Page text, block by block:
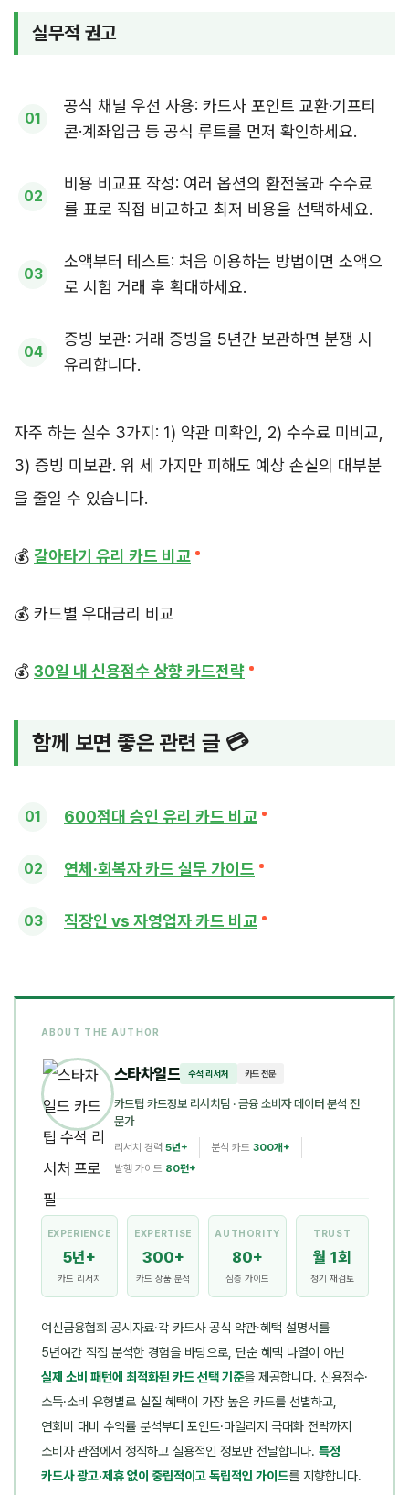
실무적 권고
공식 채널 우선 사용: 카드사 포인트 교환·기프티
콘·계좌입금 등 공식 루트를 먼저 확인하세요.
비용 비교표 작성: 여러 옵션의 환전율과 수수료
를 표로 직접 비교하고 최저 비용을 선택하세요.
소액부터 테스트: 처음 이용하는 방법이면 소액으
로 시험 거래 후 확대하세요.
증빙 보관: 거래 증빙을 5년간 보관하면 분쟁 시
유리합니다.
자주 하는 실수 3가지: 1) 약관 미확인, 2) 수수료 미비교,
3) 증빙 미보관. 위 세 가지만 피해도 예상 손실의 대부분
을 줄일 수 있습니다.
💰 갈아타기 유리 카드 비교
💰 카드별 우대금리 비교
💰 30일 내 신용점수 상향 카드전략
함께 보면 좋은 관련 글 💳
600점대 승인 유리 카드 비교
연체·회복자 카드 실무 가이드
직장인 vs 자영업자 카드 비교
ABOUT THE AUTHOR
스타차일드 수석 리서처 카드 전문
카드팁 카드정보 리서치팀 · 금융 소비자 데이터 분석 전
문가
리서치 경력 5년+ 분석 카드 300개+
발행 가이드 80편+
EXPERIENCE
5년+
카드 리서치
EXPERTISE
300+
카드 상품 분석
AUTHORITY
80+
심층 가이드
TRUST
월 1회
정기 재검토
여신금융협회 공시자료·각 카드사 공식 약관·혜택 설명서를
5년여간 직접 분석한 경험을 바탕으로, 단순 혜택 나열이 아닌
실제 소비 패턴에 최적화된 카드 선택 기준을 제공합니다. 신용점수·
소득·소비 유형별로 실질 혜택이 가장 높은 카드를 선별하고,
연회비 대비 수익률 분석부터 포인트·마일리지 극대화 전략까지
소비자 관점에서 정직하고 실용적인 정보만 전달합니다. 특정
카드사 광고·제휴 없이 중립적이고 독립적인 가이드를 지향합니다.